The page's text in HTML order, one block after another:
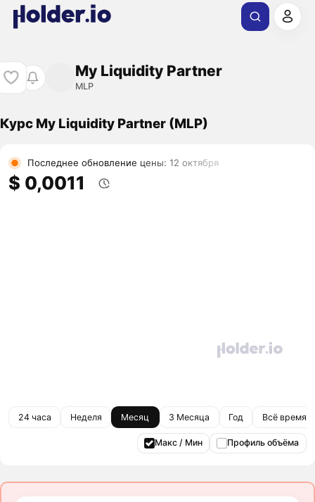
My Liquidity Partner
MLP
Курс My Liquidity Partner (MLP)
Последнее обновление цены: 12 октября
$ 0,0011
24 часа Неделя Месяц 3 Месяца Год Всё время
Макс / Мин Профиль объёма